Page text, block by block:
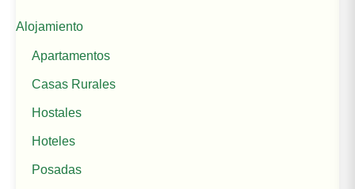
Alojamiento
Apartamentos
Casas Rurales
Hostales
Hoteles
Posadas